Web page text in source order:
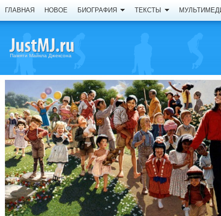
ГЛАВНАЯ НОВОЕ БИОГРАФИЯ ТЕКСТЫ
Памяти Майкла Джексона